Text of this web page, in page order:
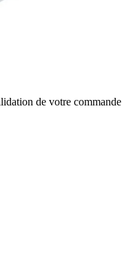
de votre commande